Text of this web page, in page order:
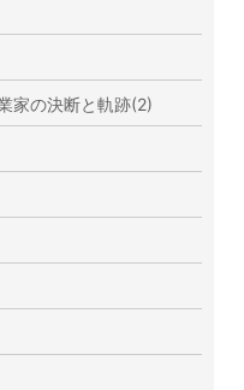
家の決断と軌跡(2)